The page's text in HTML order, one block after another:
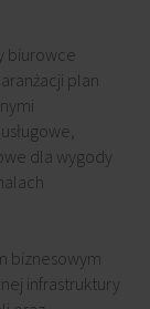
biurowce
plan
dla wygody
biznesowym
infrastruktury